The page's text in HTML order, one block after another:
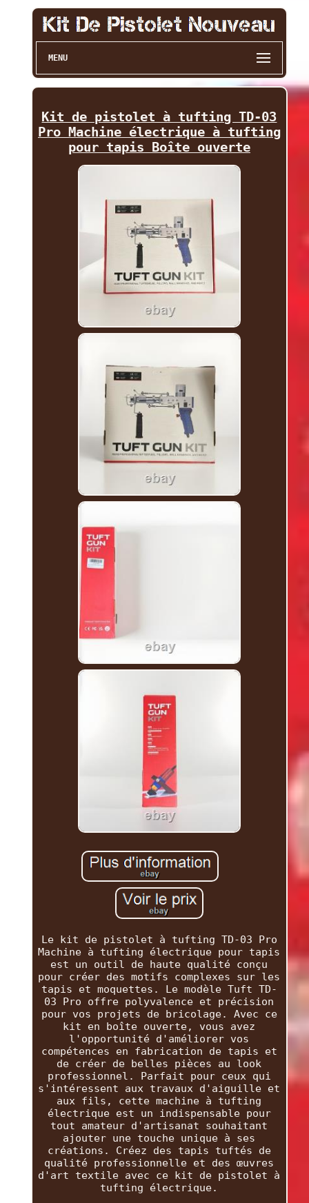
MENU
Kit de pistolet à tufting TD-03
Pro Machine électrique à tufting
pour tapis Boîte ouverte
Le kit de pistolet à tufting TD-03 Pro
Machine à tufting électrique pour tapis
est un outil de haute qualité conçu
pour créer des motifs complexes sur les
tapis et moquettes. Le modèle Tuft TD-
03 Pro offre polyvalence et précision
pour vos projets de bricolage. Avec ce
kit en boîte ouverte, vous avez
l'opportunité d'améliorer vos
compétences en fabrication de tapis et
de créer de belles pièces au look
professionnel. Parfait pour ceux qui
s'intéressent aux travaux d'aiguille et
aux fils, cette machine à tufting
électrique est un indispensable pour
tout amateur d'artisanat souhaitant
ajouter une touche unique à ses
créations. Créez des tapis tuftés de
qualité professionnelle et des œuvres
d'art textile avec ce kit de pistolet à
tufting électrique.